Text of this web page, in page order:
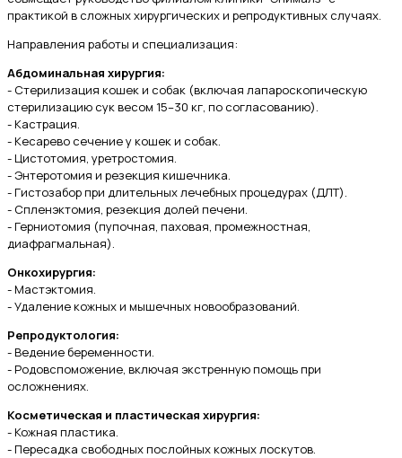
практикой в сложных хирургических и репродуктивных случаях.
Направления работы и специализация:
Абдоминальная хирургия:
- Стерилизация кошек и собак (включая лапароскопическую
стерилизацию сук весом 15–30 кг, по согласованию).
- Кастрация.
- Кесарево сечение у кошек и собак.
- Цистотомия, уретростомия.
- Энтеротомия и резекция кишечника.
- Гистозабор при длительных лечебных процедурах (ДЛТ).
- Спленэктомия, резекция долей печени.
- Герниотомия (пупочная, паховая, промежностная,
диафрагмальная).
Онкохирургия:
- Мастэктомия.
- Удаление кожных и мышечных новообразований.
Репродуктология:
- Ведение беременности.
- Родовспоможение, включая экстренную помощь при
осложнениях.
Косметическая и пластическая хирургия:
- Кожная пластика.
- Пересадка свободных послойных кожных лоскутов.